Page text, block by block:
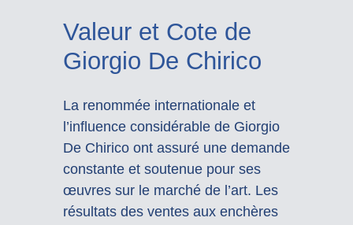
Valeur et Cote de
Giorgio De Chirico
La renommée internationale et
l’influence considérable de Giorgio
De Chirico ont assuré une demande
constante et soutenue pour ses
œuvres sur le marché de l’art. Les
résultats des ventes aux enchères